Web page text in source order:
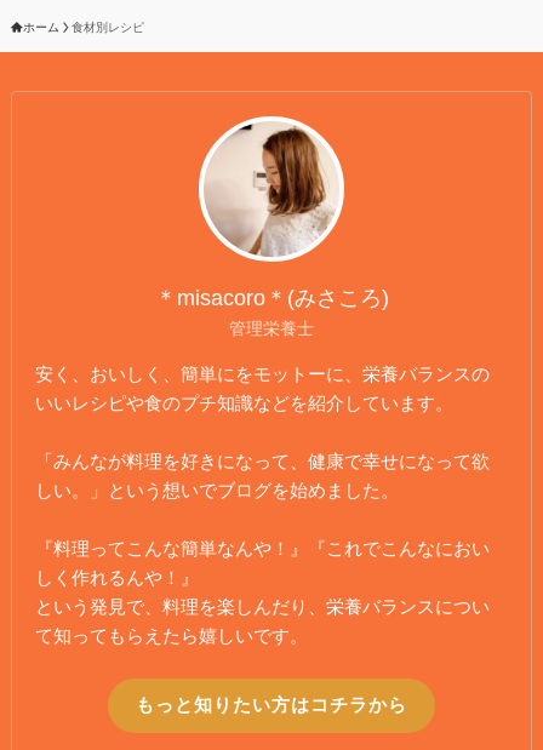
ホーム 食材別レシピ
＊misacoro＊(みさころ)
管理栄養士
安く、おいしく、簡単にをモットーに、栄養バランスの
いいレシピや食のプチ知識などを紹介しています。
「みんなが料理を好きになって、健康で幸せになって欲
しい。」という想いでブログを始めました。
『料理ってこんな簡単なんや！』『これでこんなにおい
しく作れるんや！』
という発見で、料理を楽しんだり、栄養バランスについ
て知ってもらえたら嬉しいです。
もっと知りたい方はコチラから